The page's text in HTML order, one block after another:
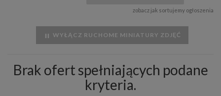
zobacz jak sortujemy ogłoszenia
WYŁĄCZ RUCHOME MINIATURY ZDJĘĆ
Brak ofert spełniających podane
kryteria.